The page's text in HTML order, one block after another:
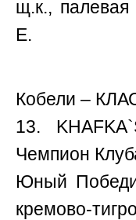
щ.к.,
Е.
Кобели –
13.
Чемпион
Юный
кремово-